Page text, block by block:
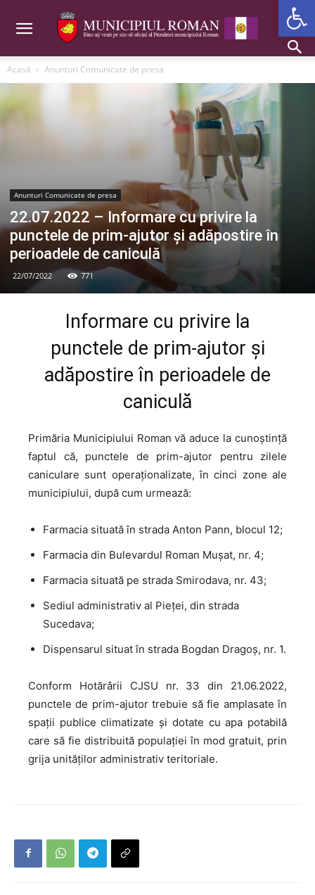
Acasă Anunturi Comunicate de presa
Anunturi Comunicate de presa
22.07.2022 – Informare cu privire la
punctele de prim-ajutor și adăpostire în
perioadele de caniculă
22/07/2022 771
Informare cu privire la
punctele de prim-ajutor și
adăpostire în perioadele de
caniculă
Primăria Municipiului Roman vă aduce la cunoștință
faptul că, punctele de prim-ajutor pentru zilele
caniculare sunt operaționalizate, în cinci zone ale
municipiului, după cum urmează:
Farmacia situată în strada Anton Pann, blocul 12;
Farmacia din Bulevardul Roman Mușat, nr. 4;
Farmacia situată pe strada Smirodava, nr. 43;
Sediul administrativ al Pieței, din strada
Sucedava;
Dispensarul situat în strada Bogdan Dragoș, nr. 1.
Conform Hotărârii CJSU nr. 33 din 21.06.2022,
punctele de prim-ajutor trebuie să fie amplasate în
spații publice climatizate și dotate cu apa potabilă
care să fie distribuită populației în mod gratuit, prin
grija unităților administrativ teritoriale.